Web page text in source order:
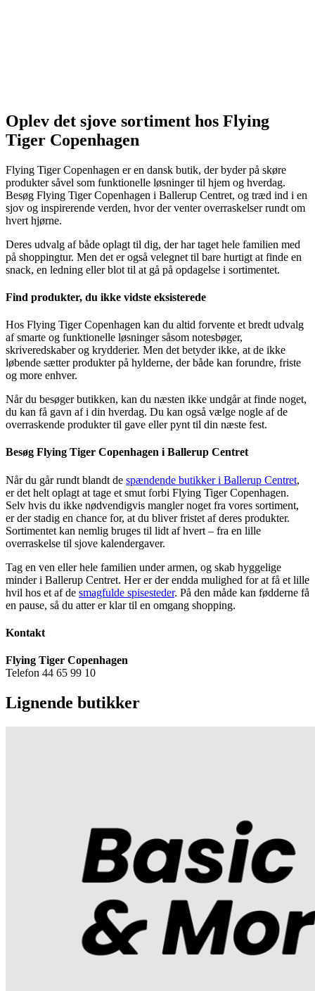
Oplev det sjove sortiment hos Flying
Tiger Copenhagen
Flying Tiger Copenhagen er en dansk butik, der byder på skøre
produkter såvel som funktionelle løsninger til hjem og hverdag.
Besøg Flying Tiger Copenhagen i Ballerup Centret, og træd ind i en
sjov og inspirerende verden, hvor der venter overraskelser rundt om
hvert hjørne.
Deres udvalg af både oplagt til dig, der har taget hele familien med
på shoppingtur. Men det er også velegnet til bare hurtigt at finde en
snack, en ledning eller blot til at gå på opdagelse i sortimentet.
Find produkter, du ikke vidste eksisterede
Hos Flying Tiger Copenhagen kan du altid forvente et bredt udvalg
af smarte og funktionelle løsninger såsom notesbøger,
skriveredskaber og krydderier. Men det betyder ikke, at de ikke
løbende sætter produkter på hylderne, der både kan forundre, friste
og more enhver.
Når du besøger butikken, kan du næsten ikke undgår at finde noget,
du kan få gavn af i din hverdag. Du kan også vælge nogle af de
overraskende produkter til gave eller pynt til din næste fest.
Besøg Flying Tiger Copenhagen i Ballerup Centret
Når du går rundt blandt de spændende butikker i Ballerup Centret,
er det helt oplagt at tage et smut forbi Flying Tiger Copenhagen.
Selv hvis du ikke nødvendigvis mangler noget fra vores sortiment,
er der stadig en chance for, at du bliver fristet af deres produkter.
Sortimentet kan nemlig bruges til lidt af hvert – fra en lille
overraskelse til sjove kalendergaver.
Tag en ven eller hele familien under armen, og skab hyggelige
minder i Ballerup Centret. Her er der endda mulighed for at få et lille
hvil hos et af de smagfulde spisesteder. På den måde kan fødderne få
en pause, så du atter er klar til en omgang shopping.
Kontakt
Flying Tiger Copenhagen
Telefon 44 65 99 10
Lignende butikker